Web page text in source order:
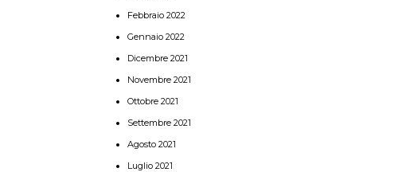
Febbraio 2022
Gennaio 2022
Dicembre 2021
Novembre 2021
Ottobre 2021
Settembre 2021
Agosto 2021
Luglio 2021